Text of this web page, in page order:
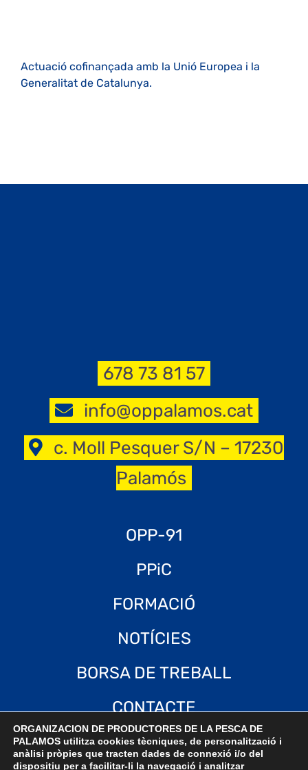
Actuació cofinançada amb la Unió Europea i la
Generalitat de Catalunya.
678 73 81 57
info@oppalamos.cat
c. Moll Pesquer S/N – 17230
Palamós
OPP-91
PPiC
FORMACIÓ
NOTÍCIES
BORSA DE TREBALL
CONTACTE
Català
ORGANIZACION DE PRODUCTORES DE LA PESCA DE
PALAMOS utilitza cookies tècniques, de personalització i
anàlisi pròpies que tracten dades de connexió i/o del
dispositiu per a facilitar-li la navegació i analitzar